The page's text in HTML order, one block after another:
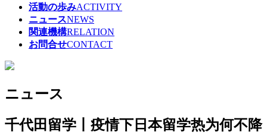
活動の歩みACTIVITY
ニュースNEWS
関連機構RELATION
お問合せCONTACT
ニュース
千代田留学丨疫情下日本留学热为何不降